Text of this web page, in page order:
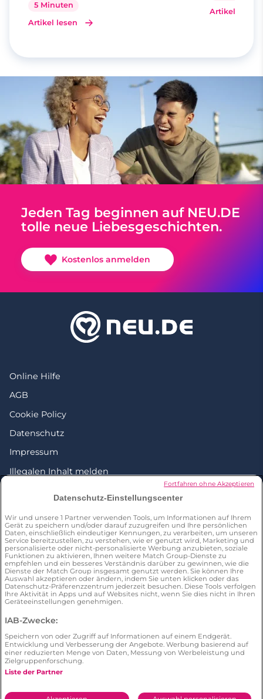
5 Minuten
Artikel lesen
Artikel lesen
Jeden Tag beginnen auf NEU.DE
tolle neue Liebesgeschichten.
Kostenlos anmelden
Online Hilfe
AGB
Cookie Policy
Datenschutz
Impressum
Illegalen Inhalt melden
Kostenlose Partnersuche
Partnersuche ab 60
Partnersuche ab 40
Partnersuche ab 50
Triff Singles in Berlin
Triff Singles in Hamburg
Triff Singles in München
Datenschutz-Einstellungscenter
Wir und unsere 1 Partner verwenden Tools, um Informationen auf Ihrem
Gerät zu speichern und/oder darauf zuzugreifen und Ihre persönlichen
Daten, einschließlich eindeutiger Kennungen, zu verarbeiten, um unseren
Service bereitzustellen, zu verstehen, wie er genutzt wird, Marketing und
personalisierte oder nicht-personalisierte Werbung anzubieten, soziale
Funktionen zu aktivieren, Ihnen weitere Match Group-Dienste zu
empfehlen und ein besseres Verständnis darüber zu gewinnen, wie die
Dienste der Match Group insgesamt genutzt werden. Sie können Ihre
Auswahl akzeptieren oder ändern, indem Sie unten klicken oder das
Datenschutz-Präferenzzentrum jederzeit besuchen. Diese Tools verfolgen
Ihre Aktivität in Apps und auf Websites nicht, wenn Sie dies nicht in Ihren
Geräteeinstellungen genehmigen.
IAB-Zwecke:
Speichern von oder Zugriff auf Informationen auf einem Endgerät.
Entwicklung und Verbesserung der Angebote. Werbung basierend auf
einer reduzierten Menge von Daten, Messung von Werbeleistung und
Zielgruppenforschung.
Liste der Partner
Fortfahren ohne Akzeptieren